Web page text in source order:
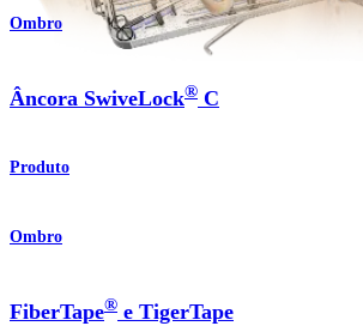
Ombro
Âncora SwiveLock® C
Produto
Ombro
FiberTape® e TigerTape